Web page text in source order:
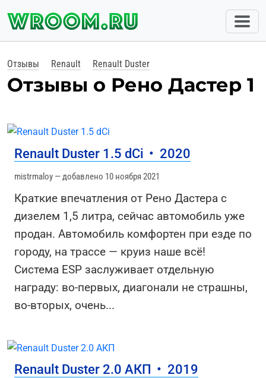
Отзывы Renault Renault Duster
Отзывы о Рено Дастер 1
Renault Duster 1.5 dCi • 2020
mistrmaloy — добавлено 10 ноября 2021
Краткие впечатления от Рено Дастера с
дизелем 1,5 литра, сейчас автомобиль уже
продан. Автомобиль комфортен при езде по
городу, на трассе — круиз наше всё!
Система ESP заслуживает отдельную
награду: во-первых, диагонали не страшны,
во-вторых, очень...
Renault Duster 2.0 АКП • 2019